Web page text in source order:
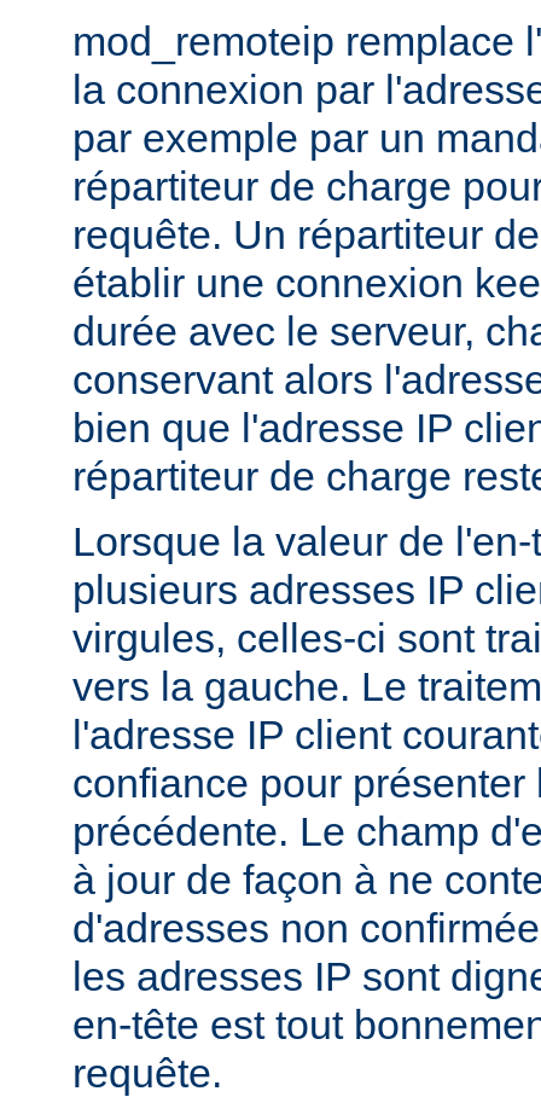
mod_remoteip remplace
la connexion par
par exemple par un
répartiteur de charge
requête. Un répartiteur
établir une connexion
durée avec le serveur,
conservant alors
bien que l'adresse IP
répartiteur de charge
Lorsque la valeur de
plusieurs adresses IP
virgules, celles-ci sont
vers la gauche. Le
l'adresse IP client
confiance pour présenter
précédente. Le champ
à jour de façon à ne
d'adresses non
les adresses IP sont
en-tête est tout
requête.